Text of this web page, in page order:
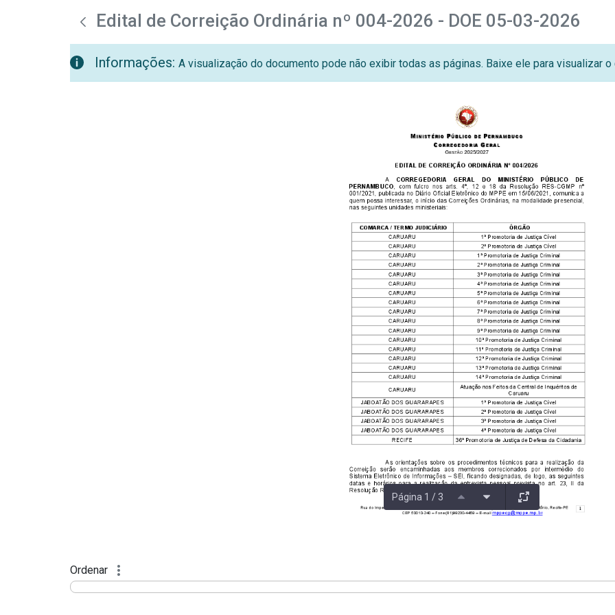
Pular para o Conteúdo principal
teste descricaoEdital de Correição Ordinária nº 004-2026 - DOE 05-03-2026
Informações: A visualização do documento pode não exibir todas as páginas. Baixe ele para visualizar
Página 1 / 3
Ordenar